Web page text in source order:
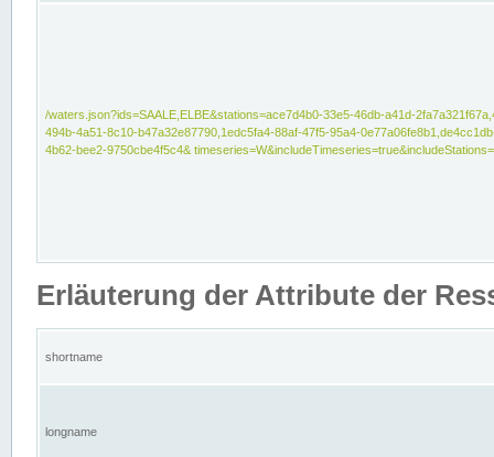
/waters.json?ids=SAALE,ELBE&stations=ace7d4b0-33e5-46db-a41d-
494b-4a51-8c10-b47a32e87790,1edc5fa4-88af-47f5-95a4-
4b62-bee2-9750cbe4f5c4&
Erläuterung der Attribute der
shortname
longname